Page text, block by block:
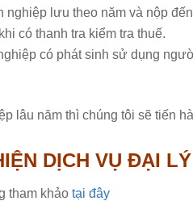
nghiệp lưu theo năm và nộp
có thanh tra kiểm tra thuế.
có phát sinh sử dụng
lâu năm thì chúng tôi sẽ tiến
DỊCH VỤ ĐẠI
tham khảotại đây